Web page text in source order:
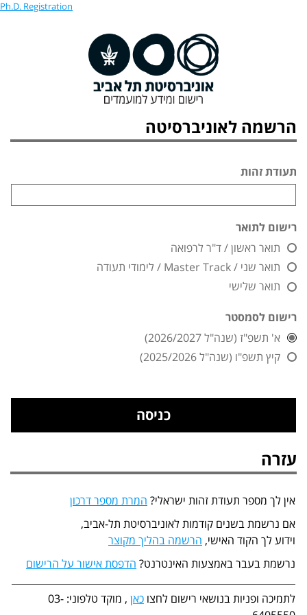
Ph.D. Registration
הרשמה לאוניברסיטה
תעודת זהות
רישום לתואר
תואר ראשון / ד"ר לרפואה
תואר שני / Master Track / לימודי תעודה
תואר שלישי
רישום לסמסטר
א' תשפ"ז (שנה"ל 2026/2027)
קיץ תשפ"ו (שנה"ל 2025/2026)
עזרה
אין לך מספר תעודת זהות ישראלי? המרת מספר דרכון
אם נרשמת בשנים קודמות לאוניברסיטת תל-אביב,
וידוע לך הקוד האישי, הרשמה בהליך מקוצר
נרשמת בעבר באמצעות האינטרנט? הדפסת אישור על הרישום
לתמיכה ופניות בנושאי רישום לחצו כאן
, מוקד טלפוני: 03-